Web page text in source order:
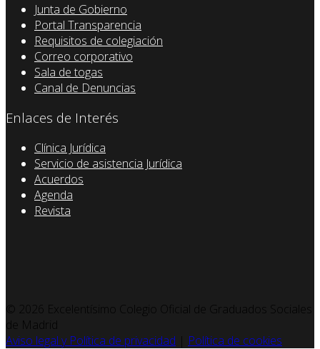
Junta de Gobierno
Portal Transparencia
Requisitos de colegiación
Correo corporativo
Sala de togas
Canal de Denuncias
Enlaces de Interés
Clínica Jurídica
Servicio de asistencia Jurídica
Acuerdos
Agenda
Revista
© 2026 Excelentísimo Colegio Oficial de Graduados Sociales
de Madrid
Aviso legal y Política de privacidad
Política de cookies